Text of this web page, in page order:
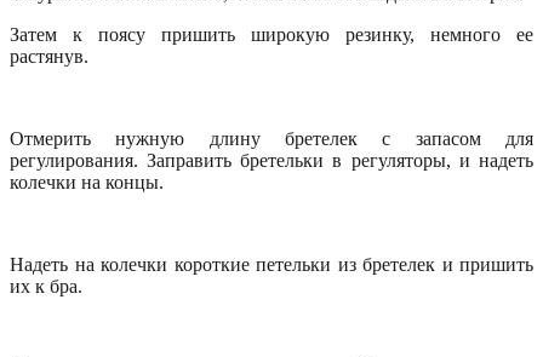
Затем к поясу пришить широкую резинку, немного ее
растянув.
Отмерить нужную длину бретелек с запасом для
регулирования. Заправить бретельки в регуляторы, и надеть
колечки на концы.
Надеть на колечки короткие петельки из бретелек и пришить
их к бра.